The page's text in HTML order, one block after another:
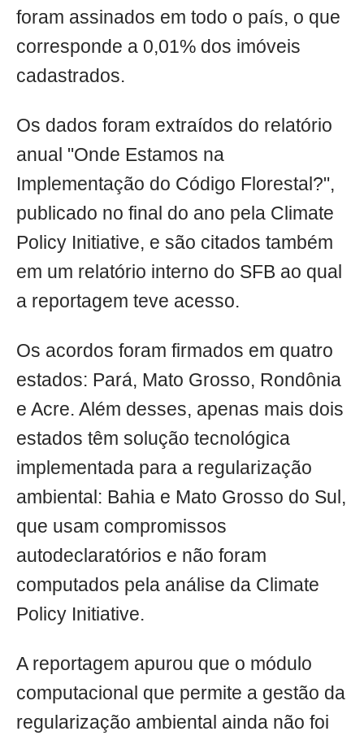
foram assinados em todo o país, o que
corresponde a 0,01% dos imóveis
cadastrados.
Os dados foram extraídos do relatório
anual "Onde Estamos na
Implementação do Código Florestal?",
publicado no final do ano pela Climate
Policy Initiative, e são citados também
em um relatório interno do SFB ao qual
a reportagem teve acesso.
Os acordos foram firmados em quatro
estados: Pará, Mato Grosso, Rondônia
e Acre. Além desses, apenas mais dois
estados têm solução tecnológica
implementada para a regularização
ambiental: Bahia e Mato Grosso do Sul,
que usam compromissos
autodeclaratórios e não foram
computados pela análise da Climate
Policy Initiative.
A reportagem apurou que o módulo
computacional que permite a gestão da
regularização ambiental ainda não foi